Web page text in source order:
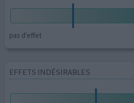
pas d'effet
EFFETS INDÉSIRABLES